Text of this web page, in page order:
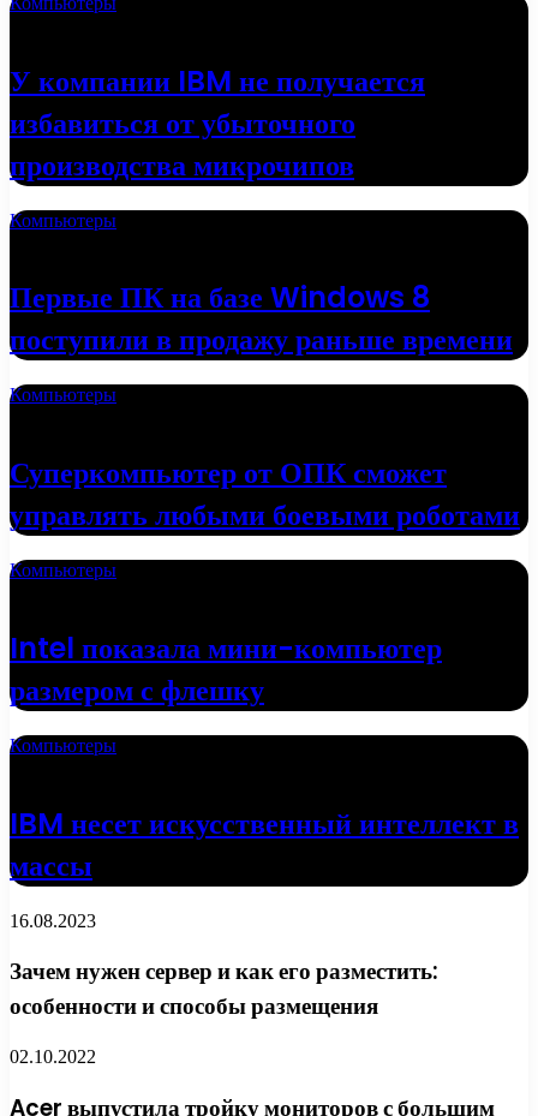
У компании IBM не получается
избавиться от убыточного
производства микрочипов
Компьютеры
Первые ПК на базе Windows 8
поступили в продажу раньше времени
Компьютеры
Суперкомпьютер от ОПК сможет
управлять любыми боевыми роботами
Компьютеры
Intel показала мини-компьютер
размером с флешку
Компьютеры
IBM несет искусственный интеллект в
массы
16.08.2023
Зачем нужен сервер и как его разместить:
особенности и способы размещения
02.10.2022
Acer выпустила тройку мониторов с большим